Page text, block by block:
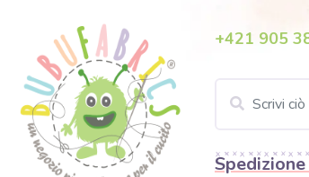
+421 905